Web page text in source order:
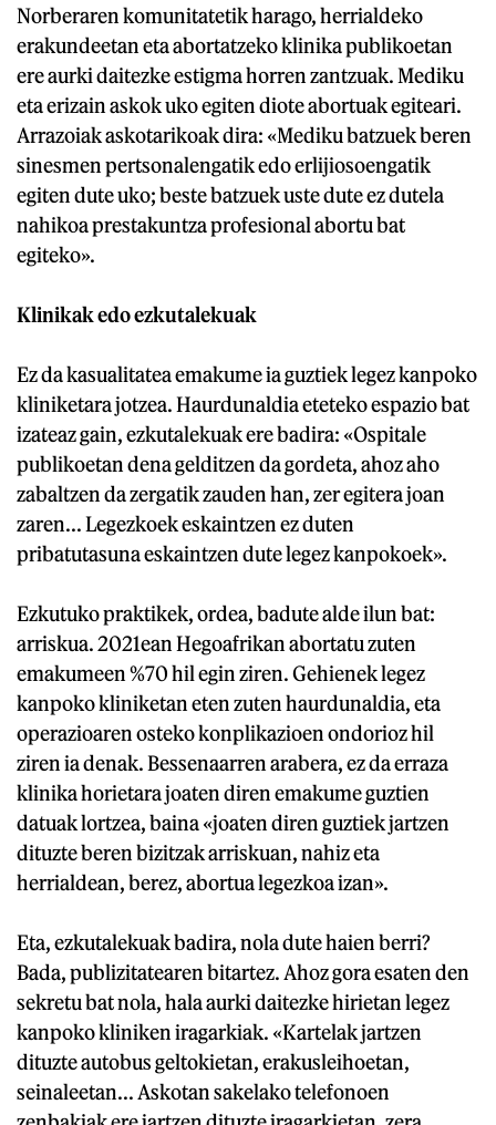
Norberaren komunitatetik harago, herrialdeko
erakundeetan eta abortatzeko klinika publikoetan
ere aurki daitezke estigma horren zantzuak. Mediku
eta erizain askok uko egiten diote abortuak egiteari.
Arrazoiak askotarikoak dira: «Mediku batzuek beren
sinesmen pertsonalengatik edo erlijiosoengatik
egiten dute uko; beste batzuek uste dute ez dutela
nahikoa prestakuntza profesional abortu bat
egiteko».
Klinikak edo ezkutalekuak
Ez da kasualitatea emakume ia guztiek legez kanpoko
kliniketara jotzea. Haurdunaldia eteteko espazio bat
izateaz gain, ezkutalekuak ere badira: «Ospitale
publikoetan dena gelditzen da gordeta, ahoz aho
zabaltzen da zergatik zauden han, zer egitera joan
zaren... Legezkoek eskaintzen ez duten
pribatutasuna eskaintzen dute legez kanpokoek».
Ezkutuko praktikek, ordea, badute alde ilun bat:
arriskua. 2021ean Hegoafrikan abortatu zuten
emakumeen %70 hil egin ziren. Gehienek legez
kanpoko kliniketan eten zuten haurdunaldia, eta
operazioaren osteko konplikazioen ondorioz hil
ziren ia denak. Bessenaarren arabera, ez da erraza
klinika horietara joaten diren emakume guztien
datuak lortzea, baina «joaten diren guztiek jartzen
dituzte beren bizitzak arriskuan, nahiz eta
herrialdean, berez, abortua legezkoa izan».
Eta, ezkutalekuak badira, nola dute haien berri?
Bada, publizitatearen bitartez. Ahoz gora esaten den
sekretu bat nola, hala aurki daitezke hirietan legez
kanpoko kliniken iragarkiak. «Kartelak jartzen
dituzte autobus geltokietan, erakusleihoetan,
seinaleetan... Askotan sakelako telefonoen